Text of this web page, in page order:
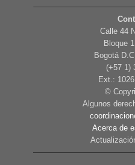
Calle 44
Bloque
Bogotá
(+57 1)
Ext.:
©
Algunos
Acerca de